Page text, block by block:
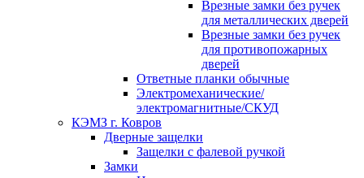
Врезные замки без ручек
для металлических дверей
Врезные замки без ручек
для противопожарных
дверей
Ответные планки обычные
Электромеханические/
электромагнитные/СКУД
КЭМЗ г. Ковров
Дверные защелки
Защелки с фалевой ручкой
Замки